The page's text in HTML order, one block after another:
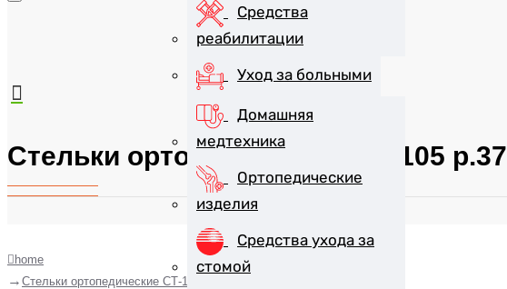
Средства
реабилитации
Уход за больными
Домашняя
медтехника
Ортопедические
изделия
Средства ухода за
стомой
Стельки ортопедические СТ-105 р.37
home
Стельки ортопедические СТ-105 р.37